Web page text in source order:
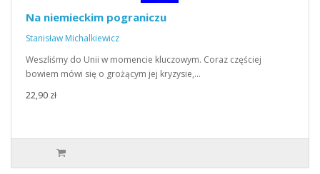
Na niemieckim pograniczu
Stanisław Michalkiewicz
Weszliśmy do Unii w momencie kluczowym. Coraz częściej
bowiem mówi się o grożącym jej kryzysie,…
22,90 zł